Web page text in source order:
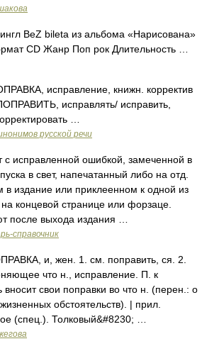
BeZ bileta из альбома «Нарисована»
CD Жанр Поп рок Длительность …
исправление, книжн. корректив
исправлять/ исправить,
…
русской речи
с исправленной ошибкой, замеченной в
в свет, напечатанный либо на отд.
в издание или приклеенном к одной из
концевой странице или форзаце.
после выхода издания …
справочник
и, жен. 1. см. поправить, ся. 2.
что н., исправление. П. к
свои поправки во что н. (перен.: о
обстоятельств). | прил.
(спец.). Толковый&#8230; …